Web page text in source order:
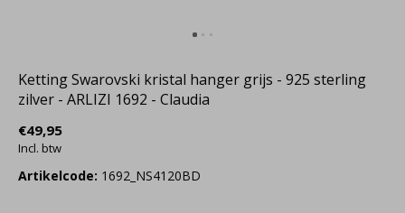
Ketting Swarovski kristal hanger grijs - 925 sterling
zilver - ARLIZI 1692 - Claudia
€49,95
Incl. btw
Artikelcode: 1692_NS4120BD